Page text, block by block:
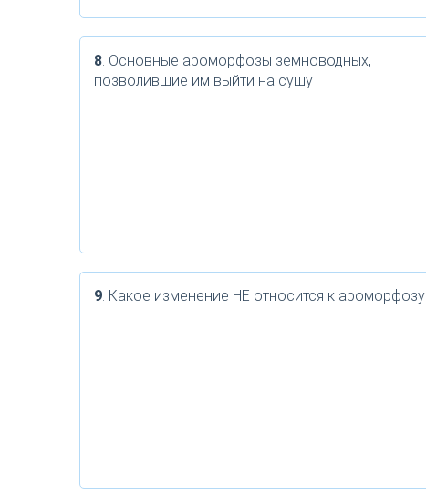
8. Основные ароморфозы земноводных,
позволившие им выйти на сушу
9. Какое изменение НЕ относится к ароморфозу